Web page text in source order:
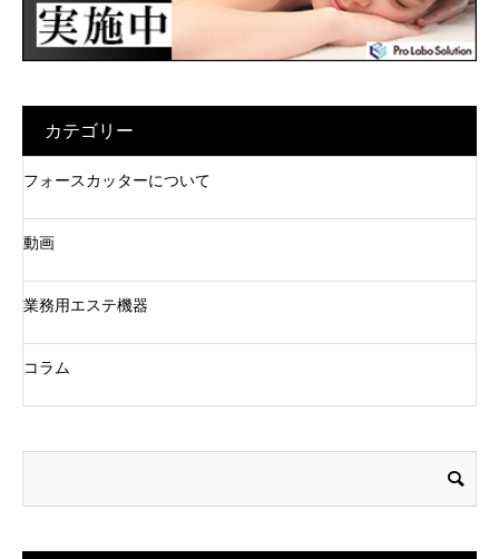
カテゴリー
フォースカッターについて
動画
業務用エステ機器
コラム